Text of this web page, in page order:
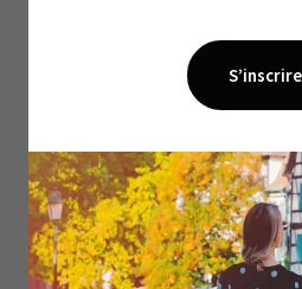
notamment les baptêmes,
paroissiens. Parmi la famille
surplombe la place, on
perpétue une coutume
Le tintement de 22h
couvrir le feu afin d’éviter les
Pour le plaisir de l’ouïe,